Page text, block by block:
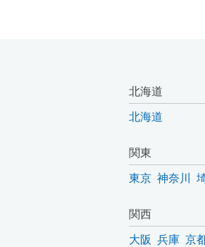
北海道
北海道
関東
東京 神奈川
関西
大阪 兵庫 京